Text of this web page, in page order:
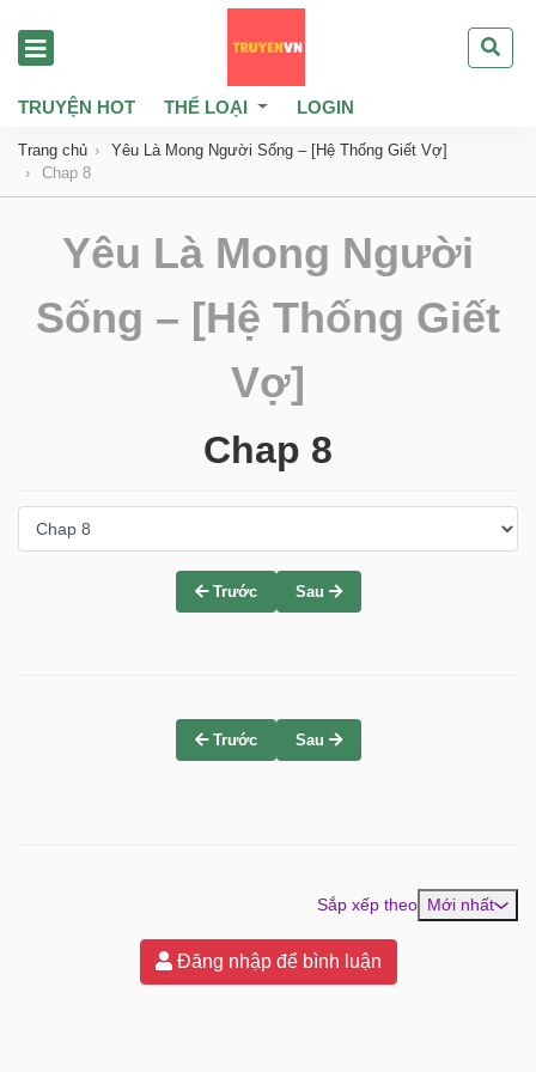
TRUYỆN HOT THỂ LOẠI LOGIN
Trang chủ
Yêu Là Mong Người Sống – [Hệ Thống Giết Vợ]
Chap 8
Yêu Là Mong Người
Sống – [Hệ Thống Giết
Vợ]
Chap 8
Trước Sau
Trước Sau
Sắp xếp theo Mới nhất
Đăng nhập để bình luận